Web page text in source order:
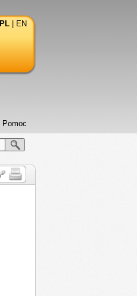
PL EN
Pomoc